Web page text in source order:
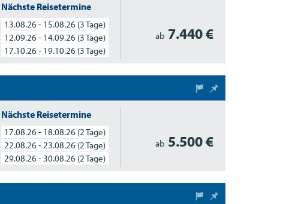
ab 7.440 €
Nächste Reisetermine
13.08.26 - 15.08.26 (3 Tage)
12.09.26 - 14.09.26 (3 Tage)
17.10.26 - 19.10.26 (3 Tage)
ab 5.500 €
Nächste Reisetermine
17.08.26 - 18.08.26 (2 Tage)
22.08.26 - 23.08.26 (2 Tage)
29.08.26 - 30.08.26 (2 Tage)